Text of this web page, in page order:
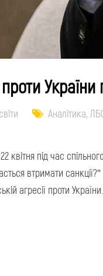
проти
Аналітика,
квітня під час
втримати
агресії проти